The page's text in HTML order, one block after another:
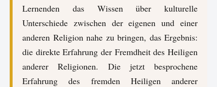
Lernenden das Wissen über kulturelle
Unterschiede zwischen der eigenen und einer
anderen Religion nahe zu bringen, das Ergebnis:
die direkte Erfahrung der Fremdheit des Heiligen
anderer Religionen. Die jetzt besprochene
Erfahrung des fremden Heiligen anderer